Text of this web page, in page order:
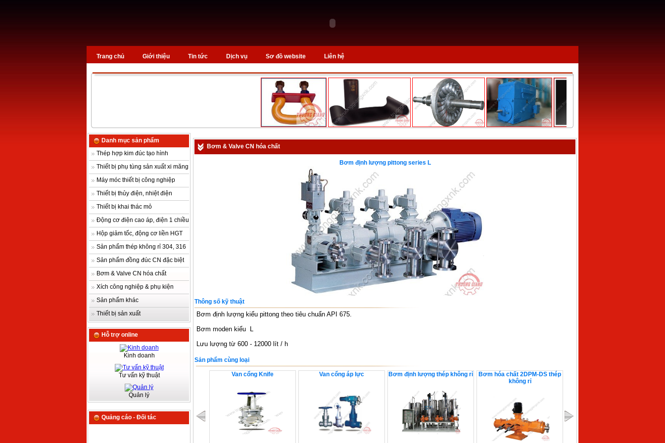
Trang chủ Giới thiệu Tin tức Dịch vụ Sơ đồ website Liên hệ
Danh mục sản phẩm
Thép hợp kim đúc tạo hình
Thiết bị phụ tùng sản xuất xi măng
Máy móc thiết bị công nghiệp
Thiết bị thủy điện, nhiệt điện
Thiết bị khai thác mỏ
Động cơ điện cao áp, điện 1 chiều
Hộp giảm tốc, động cơ liền HGT
Sản phẩm thép không rỉ 304, 316
Sản phẩm đồng đúc CN đặc biệt
Bơm & Valve CN hóa chất
Xích công nghiệp & phụ kiện
Sản phẩm khác
Thiết bị sản xuất
Hỗ trợ online
Kinh doanh
Tư vấn kỹ thuật
Quản lý
Quảng cáo - Đối tác
Bơm & Valve CN hóa chất
Bơm định lượng pittong series L
Thông số kỹ thuật
Bơm định lượng kiểu pittong theo tiêu chuẩn API 675.
Bơm moden kiểu L
Lưu lượng từ 600 - 12000 lít / h
Sản phẩm cùng loại
Van cổng Knife Van cổng áp lực Bơm định lượng thép không rỉ
Bơm hóa chất 2DPM-DS thép
không rỉ